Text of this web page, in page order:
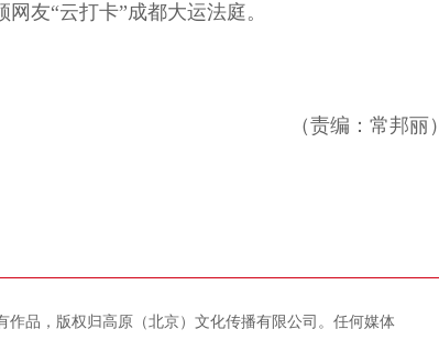
友“云打卡”成都大运法庭。
（责编：常邦丽）
作品，版权归高原（北京）文化传播有限公司。任何媒体